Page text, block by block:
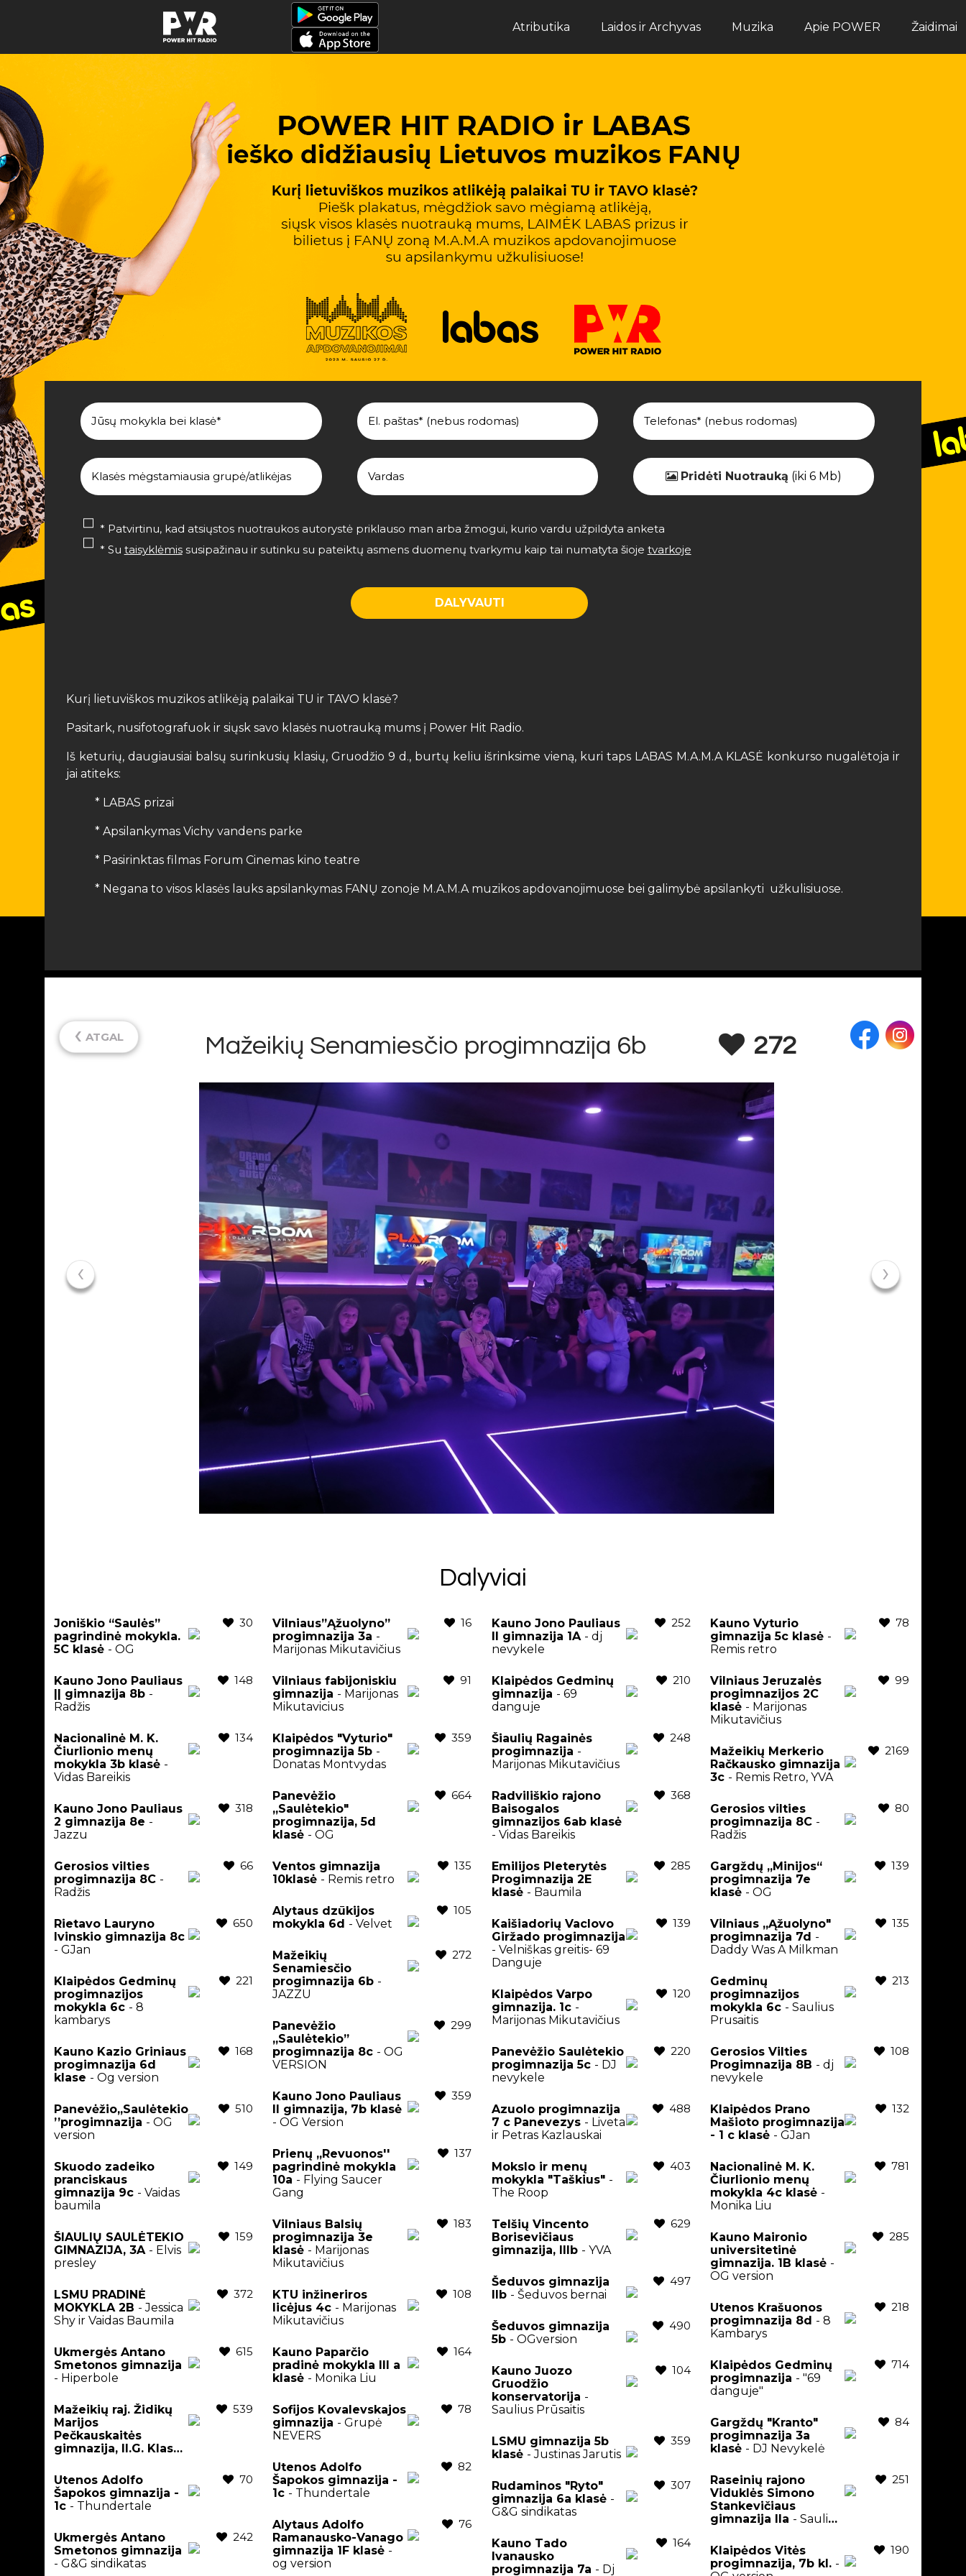
Atributika Laidos ir Archyvas Muzika Apie POWER Žaidimai
Atributika
Laidos ir Archyvas
Muzika
Žaidimai
Pridėti Nuotrauką (iki 6 Mb)
* Patvirtinu, kad atsiųstos nuotraukos autorystė priklauso man arba žmogui, kurio vardu užpildyta anketa
* Su taisyklėmissusipažinau ir sutinku su pateiktų asmens duomenų tvarkymu kaip tai numatyta šioje tvarkoje
Kurį lietuviškos muzikos atlikėją palaikai TU ir TAVO klasė?
Pasitark, nusifotografuok ir siųsk savo klasės nuotrauką mums į Power Hit Radio.
Iš keturių, daugiausiai balsų surinkusių klasių, Gruodžio 9 d., burtų keliu išrinksime vieną, kuri taps LABAS M.A.M.A KLASĖ konkurso nugalėtoja ir
jai atiteks:
* LABAS prizai
* Apsilankymas Vichy vandens parke
* Pasirinktas filmas Forum Cinemas kino teatre
* Negana to visos klasės lauks apsilankymas FANŲ zonoje M.A.M.A muzikos apdovanojimuose bei galimybė apsilankyti užkulisiuose.
‹ ›
‹ ATGAL Mažeikių Senamiesčio progimnazija 6b 272
Dalyviai
Joniškio “Saulės”
pagrindinė mokykla.
5C klasė - OG
30
Vilniaus”Ąžuolyno”
progimnazija 3a -
Marijonas Mikutavičius
16
Kauno Jono Pauliaus
II gimnazija 1A - dj
nevykele
252
Kauno Vyturio
gimnazija 5c klasė -
Remis retro
78
Kauno Jono Pauliaus
|| gimnazija 8b -
Radžis
148
Vilniaus fabijoniskiu
gimnazija - Marijonas
Mikutavicius
91
Klaipėdos Gedminų
gimnazija - 69
danguje
210
Vilniaus Jeruzalės
progimnazijos 2C
klasė - Marijonas
Mikutavičius
99
Nacionalinė M. K.
Čiurlionio menų
mokykla 3b klasė -
Vidas Bareikis
134
Klaipėdos "Vyturio"
progimnazija 5b -
Donatas Montvydas
359
Šiaulių Ragainės
progimnazija -
Marijonas Mikutavičius
248
Mažeikių Merkerio
Račkausko gimnazija
3c - Remis Retro, YVA
2169
Panevėžio
,,Saulėtekio"
progimnazija, 5d
klasė - OG
664
Radviliškio rajono
Baisogalos
gimnazijos 6ab klasė
- Vidas Bareikis
368
Kauno Jono Pauliaus
2 gimnazija 8e -
Jazzu
318
Gerosios vilties
progimnazija 8C -
Radžis
80
Gerosios vilties
progimnazija 8C -
Radžis
66
Ventos gimnazija
10klasė - Remis retro
135
Emilijos Pleterytės
Progimnazija 2E
klasė - Baumila
285
Gargždų „Minijos“
progimnazija 7e
klasė - OG
139
Alytaus dzūkijos
mokykla 6d - Velvet
105
Rietavo Lauryno
Ivinskio gimnazija 8c
- GJan
650
Kaišiadorių Vaclovo
Giržado progimnazija
- Velniškas greitis- 69
Danguje
139
Vilniaus „Ąžuolyno"
progimnazija 7d -
Daddy Was A Milkman
135
Mažeikių
Senamiesčio
progimnazija 6b -
JAZZU
272
Klaipėdos Gedminų
progimnazijos
mokykla 6c - 8
kambarys
221
Gedminų
progimnazijos
mokykla 6c - Saulius
Prusaitis
213
Klaipėdos Varpo
gimnazija. 1c -
Marijonas Mikutavičius
120
Panevėžio
,,Saulėtekio”
progimnazija 8c - OG
VERSION
299
Kauno Kazio Griniaus
progimnazija 6d
klase - Og version
168
Panevėžio Saulėtekio
progimnazija 5c - DJ
nevykele
220
Gerosios Vilties
Progimnazija 8B - dj
nevykele
108
Kauno Jono Pauliaus
II gimnazija, 7b klasė
- OG Version
359
Panevėžio,,Saulėtekio
’’progimnazija - OG
version
510
Azuolo progimnazija
7 c Panevezys - Liveta
ir Petras Kazlauskai
488
Klaipėdos Prano
Mašioto progimnazija
- 1 c klasė - GJan
132
Prienų ,,Revuonos''
pagrindinė mokykla
10a - Flying Saucer
Gang
137
Skuodo zadeiko
pranciskaus
gimnazija 9c - Vaidas
baumila
149
Mokslo ir menų
mokykla "Taškius" -
The Roop
403
Nacionalinė M. K.
Čiurlionio menų
mokykla 4c klasė -
Monika Liu
781
Vilniaus Balsių
progimnazija 3e
klasė - Marijonas
Mikutavičius
183
Telšių Vincento
Borisevičiaus
gimnazija, IIIb - YVA
629
ŠIAULIŲ SAULĖTEKIO
GIMNAZIJA, 3A - Elvis
presley
159
Kauno Maironio
universitetinė
gimnazija. 1B klasė -
OG version
285
Šeduvos gimnazija
IIb - Šeduvos bernai
497
LSMU PRADINĖ
MOKYKLA 2B - Jessica
Shy ir Vaidas Baumila
372
KTU inžineriros
licėjus 4c - Marijonas
Mikutavičius
108
Utenos Krašuonos
progimnazija 8d - 8
Kambarys
218
Šeduvos gimnazija
5b - OGversion
490
Ukmergės Antano
Smetonos gimnazija
- Hiperbole
615
Kauno Paparčio
pradinė mokykla III a
klasė - Monika Liu
164
Klaipėdos Gedminų
progimnazija - "69
danguje"
714
Kauno Juozo
Gruodžio
konservatorija -
Saulius Prūsaitis
104
Mažeikių raj. Židikų
Marijos
Pečkauskaitės
gimnazija, II.G. Klasė
539
Sofijos Kovalevskajos
gimnazija - Grupė
NEVERS
78
Gargždų "Kranto"
progimnazija 3a
klasė - DJ Nevykelė
84
LSMU gimnazija 5b
klasė - Justinas Jarutis
359
Utenos Adolfo
Šapokos gimnazija -
1c - Thundertale
82
Utenos Adolfo
Šapokos gimnazija -
1c - Thundertale
70
Raseinių rajono
Viduklės Simono
Stankevičiaus
gimnazija IIa - Saulius
251
Rudaminos "Ryto"
gimnazija 6a klasė -
G&G sindikatas
307
Alytaus Adolfo
Ramanausko-Vanago
gimnazija 1F klasė -
og version
76
Ukmergės Antano
Smetonos gimnazija
- G&G sindikatas
242
Kauno Tado
Ivanausko
progimnazija 7a - Dj
164
Klaipėdos Vitės
progimnazija, 7b kl. -
190